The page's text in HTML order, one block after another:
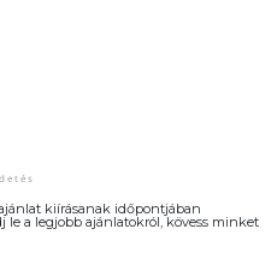
kiírásanak időpontjában
le a legjobb ajánlatokról, kövess minket